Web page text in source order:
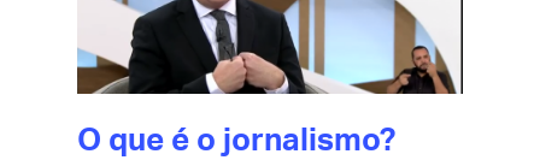
O que é o jornalismo?